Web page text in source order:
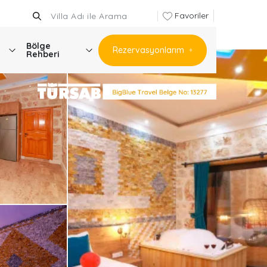
Favoriler
Bölge
Rehberi Rezervasyonlarım